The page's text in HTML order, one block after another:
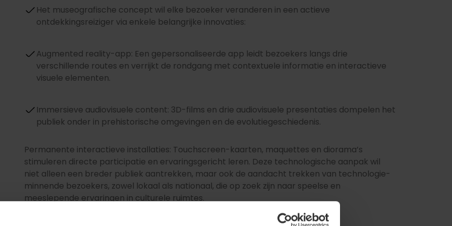
Het museografische concept wil elke bezoeker veranderen in een actieve
ontdekkingsreiziger via enkele belangrijke innovaties:
Augmented reality-app: Een gepersonaliseerde app leidt bezoekers langs drie
verschillende routes en verrijkt de rondgang met contextuele informatie en interactieve
visuele elementen.
Immersieve audiovisuele content: 3D-films en drie audiovisuele presentaties dompelen het
publiek onder in prehistorische omgevingen en de evolutiegeschiedenis.
Permanente interactieve installaties: Touchscreen-kaarten, maquettes en diorama’s
stimuleren directe participatie en ervaringsgericht leren. Deze technologische aanpak wil
niet alleen een breder publiek aantrekken, maar ook de aandacht trekken van technologie-
minnende bezoekers, zowel lokaal als nationaal, die op zoek zijn naar speelse en
meeslepende ervaringen in culturele ruimtes.
Een uniek paleontologisch erfgoed in Europa